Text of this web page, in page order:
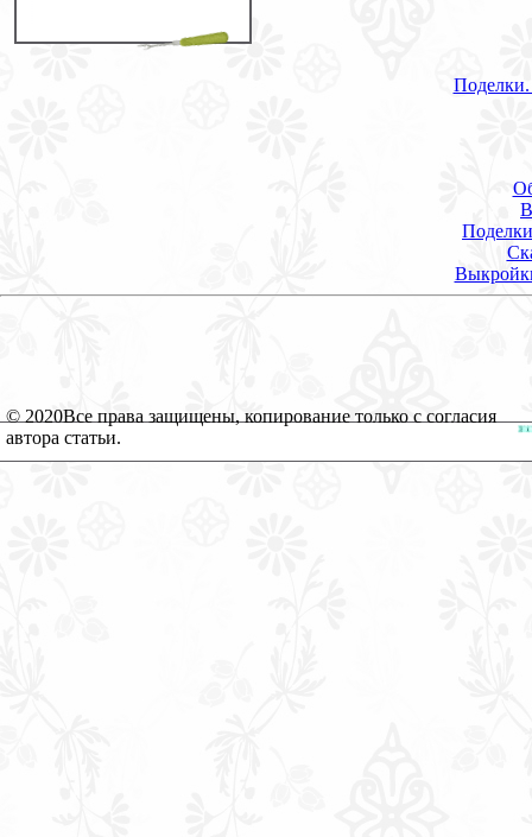
© 2020Все права защищены, копирование только с согласия
автора статьи.